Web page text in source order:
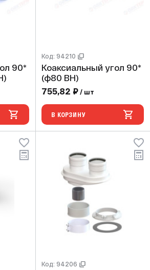
Код: 94210
Коаксиальный угол 90*
(ф80 ВН)
755,82 ₽ / шт
В КОРЗИНУ
Код: 94206